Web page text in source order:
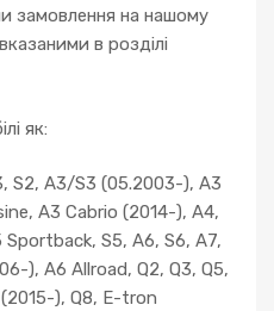
замовлення на нашому
в розділі
як:
S2, A3/S3 (05.2003-), A3
A3 Cabrio (2014-), A4,
S5, A6, S6, A7,
), A6 Allroad, Q2, Q3, Q5,
), Q8, E-tron